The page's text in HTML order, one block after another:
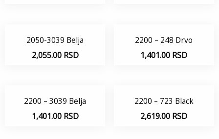
2050-3039 Belja
2,055.00 RSD
2200 – 248 Drvo
1,401.00 RSD
2200 – 3039 Belja
1,401.00 RSD
2200 – 723 Black
2,619.00 RSD